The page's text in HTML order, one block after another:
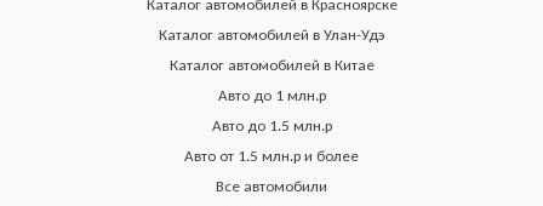
Каталог автомобилей в Красноярске
Каталог автомобилей в Улан-Удэ
Каталог автомобилей в Китае
Авто до 1 млн.р
Авто до 1.5 млн.р
Авто от 1.5 млн.р и более
Все автомобили